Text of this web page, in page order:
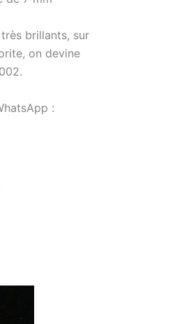
brillants, sur
on devine
: